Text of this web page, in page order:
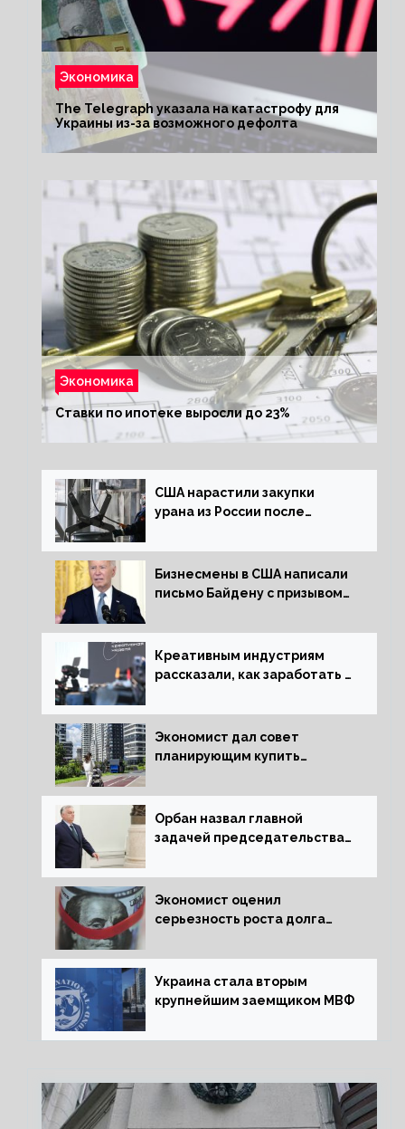
Экономика
The Telegraph указала на катастрофу для
Украины из-за возможного дефолта
Экономика
Ставки по ипотеке выросли до 23%
США нарастили закупки
урана из России после
Бизнесмены в США написали
письмо Байдену с призывом
Креативным индустриям
рассказали, как заработать 2
экономики
Экономист дал совет
планирующим купить
Орбан назвал главной
задачей председательства
за мир
Экономист оценил
серьезность роста долга
Украина стала вторым
крупнейшим заемщиком МВФ